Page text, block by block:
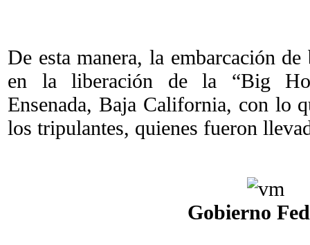
De esta manera, la embarcación
en la liberación de la “Big
Ensenada, Baja California, con lo
los tripulantes, quienes fueron
Gobierno